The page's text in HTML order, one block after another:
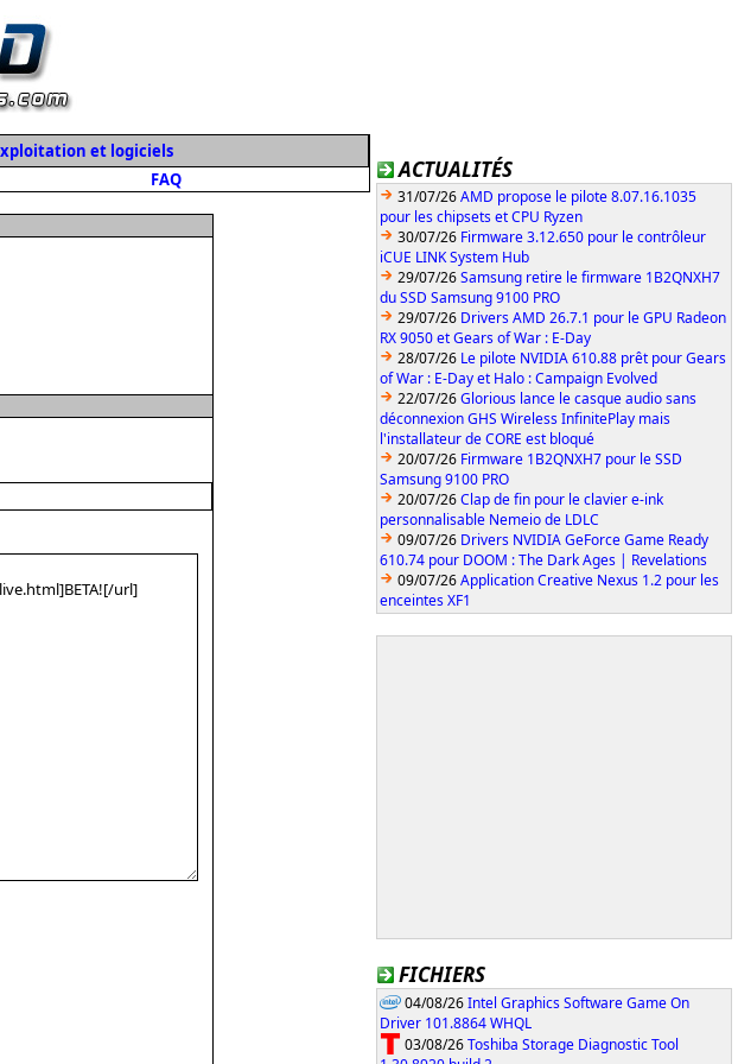
ACTUALITÉS
31/07/26AMD propose le pilote 8.07.16.1035
pour les chipsets et CPU Ryzen
30/07/26 Firmware 3.12.650 pour le contrôleur
iCUE LINK System Hub
29/07/26Samsung retire le firmware 1B2QNXH7
du SSD Samsung 9100 PRO
29/07/26 Drivers AMD 26.7.1 pour le GPU Radeon
RX 9050 et Gears of War : E-Day
28/07/26 Le pilote NVIDIA 610.88 prêt pour Gears
of War : E-Day et Halo : Campaign Evolved
22/07/26Glorious lance le casque audio sans
déconnexion GHS Wireless InfinitePlay mais
l'installateur de CORE est bloqué
20/07/26 Firmware 1B2QNXH7 pour le SSD
Samsung 9100 PRO
20/07/26Clap de fin pour le clavier e-ink
personnalisable Nemeio de LDLC
09/07/26 Drivers NVIDIA GeForce Game Ready
610.74 pour DOOM : The Dark Ages | Revelations
09/07/26Application Creative Nexus 1.2 pour les
enceintes XF1
FICHIERS
04/08/26Intel Graphics Software Game On
Driver 101.8864 WHQL
03/08/26Toshiba Storage Diagnostic Tool
et logiciels
FAQ